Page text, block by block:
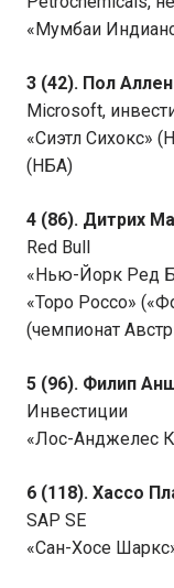
«Мумбаи
3 (42). Пол
Microsoft,
«Сиэтл Сихокс»
(НБА)
4 (86). Дитрих
Red Bull
«Нью-Йорк Ред
«Торо Россо»
(чемпионат
5 (96). Филип
Инвестиции
«Лос-Анджелес
6 (118). Хассо
SAP SE
«Сан-Хосе